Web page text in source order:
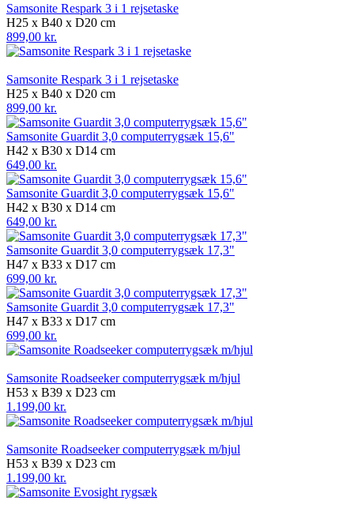
Samsonite Respark 3 i 1 rejsetaske
H25 x B40 x D20 cm
899,00 kr.
Samsonite Respark 3 i 1 rejsetaske
H25 x B40 x D20 cm
899,00 kr.
Samsonite Guardit 3,0 computerrygsæk 15,6"
H42 x B30 x D14 cm
649,00 kr.
Samsonite Guardit 3,0 computerrygsæk 15,6"
H42 x B30 x D14 cm
649,00 kr.
Samsonite Guardit 3,0 computerrygsæk 17,3"
H47 x B33 x D17 cm
699,00 kr.
Samsonite Guardit 3,0 computerrygsæk 17,3"
H47 x B33 x D17 cm
699,00 kr.
Samsonite Roadseeker computerrygsæk m/hjul
H53 x B39 x D23 cm
1.199,00 kr.
Samsonite Roadseeker computerrygsæk m/hjul
H53 x B39 x D23 cm
1.199,00 kr.